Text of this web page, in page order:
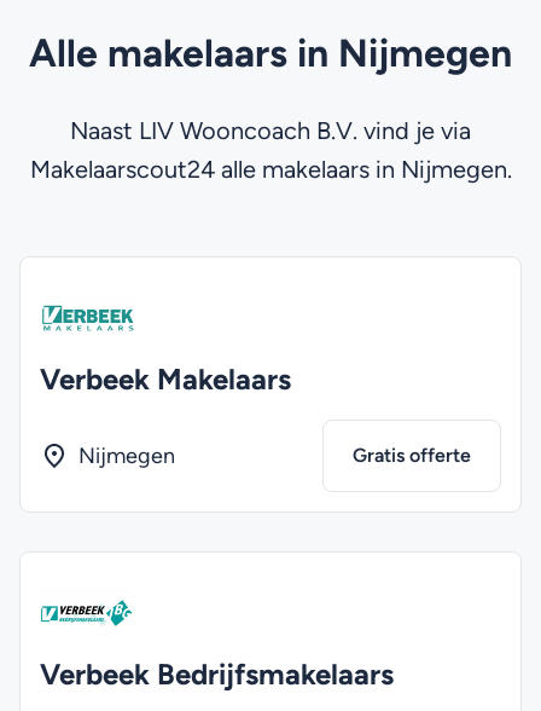
Alle makelaars in Nijmegen
Naast LIV Wooncoach B.V. vind je via
Makelaarscout24 alle makelaars in Nijmegen.
Verbeek Makelaars
Nijmegen Gratis offerte
Verbeek Bedrijfsmakelaars